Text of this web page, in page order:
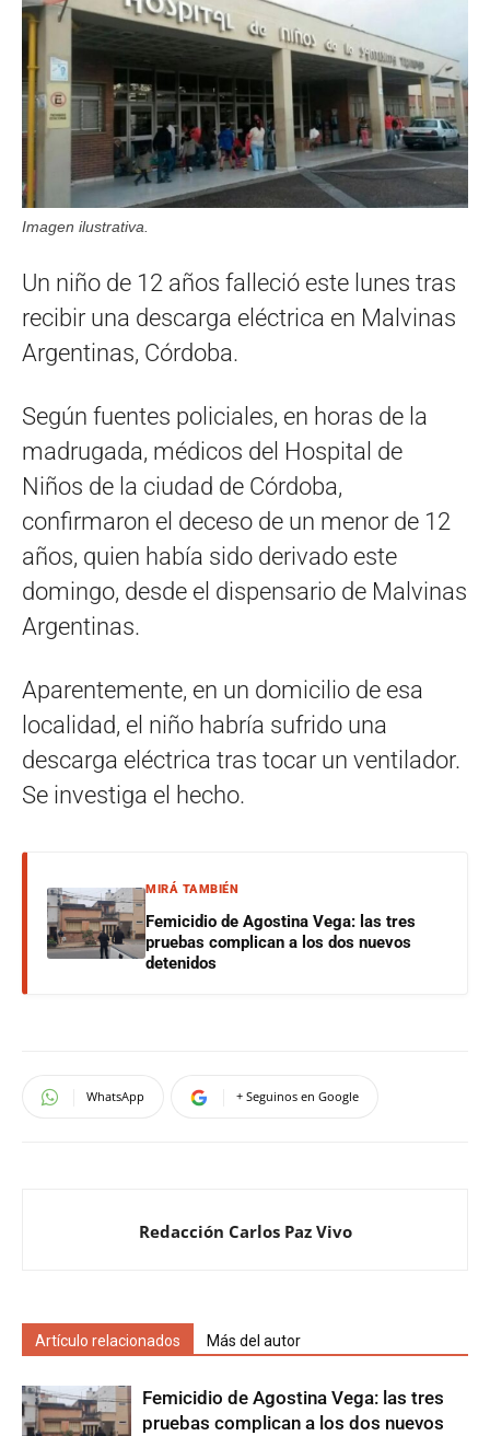
Imagen ilustrativa.
Un niño de 12 años falleció este lunes tras
recibir una descarga eléctrica en Malvinas
Argentinas, Córdoba.
Según fuentes policiales, en horas de la
madrugada, médicos del Hospital de
Niños de la ciudad de Córdoba,
confirmaron el deceso de un menor de 12
años, quien había sido derivado este
domingo, desde el dispensario de Malvinas
Argentinas.
Aparentemente, en un domicilio de esa
localidad, el niño habría sufrido una
descarga eléctrica tras tocar un ventilador.
Se investiga el hecho.
MIRÁ TAMBIÉN
Femicidio de Agostina Vega: las tres
pruebas complican a los dos nuevos
detenidos
WhatsApp + Seguinos en Google
Redacción Carlos Paz Vivo
Artículo relacionados Más del autor
Femicidio de Agostina Vega: las tres
pruebas complican a los dos nuevos